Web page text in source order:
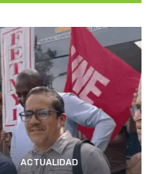
ACTUALIDAD